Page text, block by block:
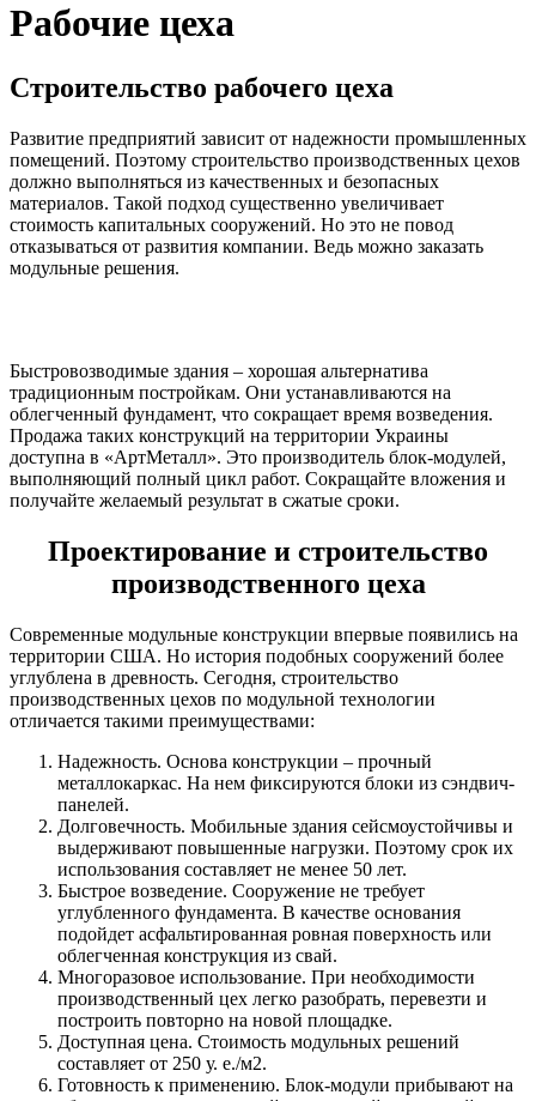
Рабочие цеха
Строительство рабочего цеха
Развитие предприятий зависит от надежности промышленных
помещений. Поэтому строительство производственных цехов
должно выполняться из качественных и безопасных
материалов. Такой подход существенно увеличивает
стоимость капитальных сооружений. Но это не повод
отказываться от развития компании. Ведь можно заказать
модульные решения.
Быстровозводимые здания – хорошая альтернатива
традиционным постройкам. Они устанавливаются на
облегченный фундамент, что сокращает время возведения.
Продажа таких конструкций на территории Украины
доступна в «АртМеталл». Это производитель блок-модулей,
выполняющий полный цикл работ. Сокращайте вложения и
получайте желаемый результат в сжатые сроки.
Проектирование и строительство
производственного цеха
Современные модульные конструкции впервые появились на
территории США. Но история подобных сооружений более
углублена в древность. Сегодня, строительство
производственных цехов по модульной технологии
отличается такими преимуществами:
Надежность. Основа конструкции – прочный
металлокаркас. На нем фиксируются блоки из сэндвич-
панелей.
Долговечность. Мобильные здания сейсмоустойчивы и
выдерживают повышенные нагрузки. Поэтому срок их
использования составляет не менее 50 лет.
Быстрое возведение. Сооружение не требует
углубленного фундамента. В качестве основания
подойдет асфальтированная ровная поверхность или
облегченная конструкция из свай.
Многоразовое использование. При необходимости
производственный цех легко разобрать, перевезти и
построить повторно на новой площадке.
Доступная цена. Стоимость модульных решений
составляет от 250 у. е./м2.
Готовность к применению. Блок-модули прибывают на